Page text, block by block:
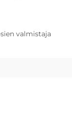
valmistaja